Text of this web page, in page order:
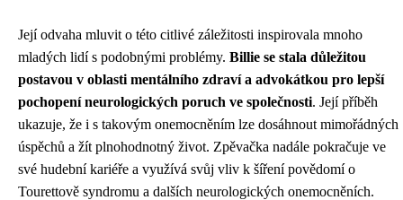
Její odvaha mluvit o této citlivé záležitosti inspirovala mnoho
mladých lidí s podobnými problémy. Billie se stala důležitou
postavou v oblasti mentálního zdraví a advokátkou pro lepší
pochopení neurologických poruch ve společnosti. Její příběh
ukazuje, že i s takovým onemocněním lze dosáhnout mimořádných
úspěchů a žít plnohodnotný život. Zpěvačka nadále pokračuje ve
své hudební kariéře a využívá svůj vliv k šíření povědomí o
Tourettově syndromu a dalších neurologických onemocněních.